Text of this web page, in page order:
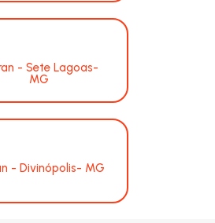
- Sete Lagoas-
MG
- Divinópolis- MG